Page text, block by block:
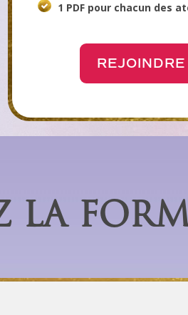
1 PDF pour chacun des
LA